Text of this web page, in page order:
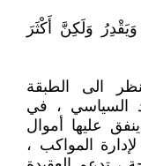
وَلَكِنَّ أَكْثَرَ
الى الطبقة
السياسي ، في
عليها أموال
المواكب ،